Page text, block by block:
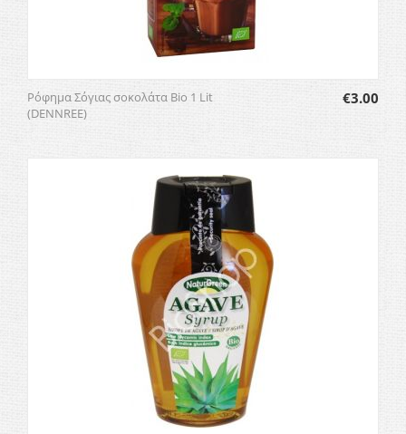
Ρόφημα Σόγιας σοκολάτα Bio 1 Lit
(DENNREE)
€3.00